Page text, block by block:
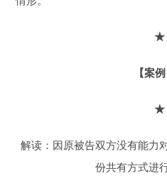
★
【案例
★
解读：因原被告双方没有能力
份共有方式进